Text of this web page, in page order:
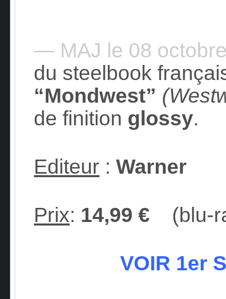
— MAJ le 08
du steelbook
“Mondwest”
de finition glossy.
Editeur :Warner
Prix: 14,99 € (blu-
VOIR 1er